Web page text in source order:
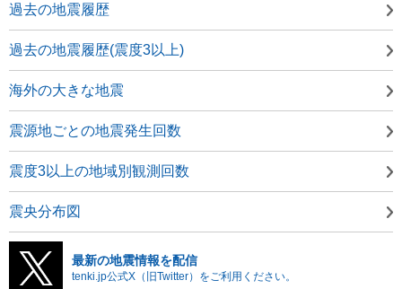
過去の地震履歴
過去の地震履歴(震度3以上)
海外の大きな地震
震源地ごとの地震発生回数
震度3以上の地域別観測回数
震央分布図
最新の地震情報を配信
tenki.jp公式X（旧Twitter）をご利用ください。